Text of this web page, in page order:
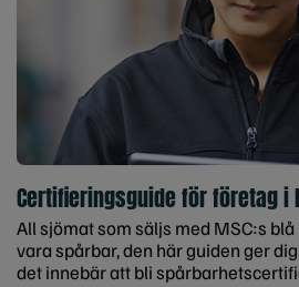
Certifieringsguide för företag i
All sjömat som säljs med MSC:s
vara spårbar, den här guiden ger
det innebär att bli